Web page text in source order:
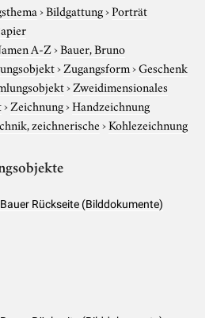
›Bildgattung›Porträt
A-Z›Bauer, Bruno
›Zugangsform›Geschenk
›Zweidimensionales
›Zeichnung›Handzeichnung
zeichnerische›Kohlezeichnung
Rückseite (Bilddokumente)